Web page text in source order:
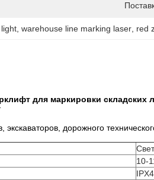
, warehouse line marking laser, red
для маркировки складских
экскаваторов, дорожного
10-
IPX4